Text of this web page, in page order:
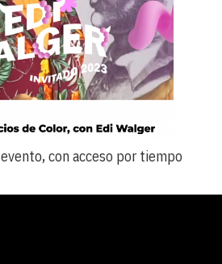
con acceso por tiempo